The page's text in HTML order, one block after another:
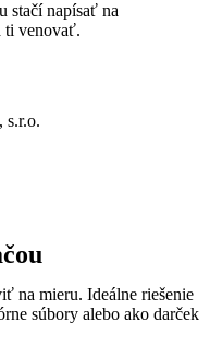
stačí napísať na
ti venovať.
s.r.o.
na mieru. Ideálne riešenie
súbory alebo ako darček